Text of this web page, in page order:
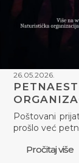
26.05.2026.
Poštovani
prošlo već
Pročitaj više